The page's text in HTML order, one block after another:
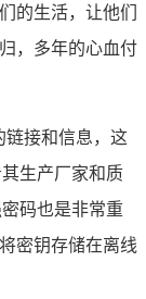
的生活，让他们
，多年的心血付
链接和信息，这
生产厂家和质
码也是非常重
密钥存储在离线